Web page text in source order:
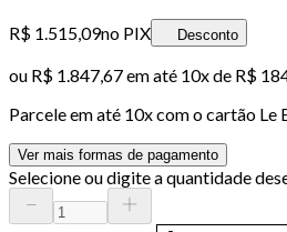
R$ 1.515,09no PIX Desconto
ou R$ 1.847,67em até 10x de R$
Parcele em até 10x com o cartão Le
Ver mais formas de pagamento
Selecione ou digite a quantidade